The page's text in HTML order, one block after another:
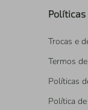
Políticas
Trocas e
Termos
Políticas
Política